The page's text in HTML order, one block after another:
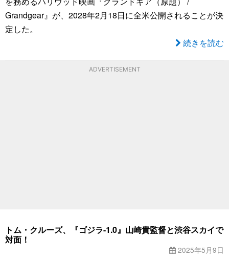
Grandgear』が、2028年2月18日に全米公開されることが決
定した。
続きを読む
ADVERTISEMENT
トム・クルーズ、『ゴジラ-1.0』山崎貴監督と渋谷スカイで
対面！
2025年5月9日